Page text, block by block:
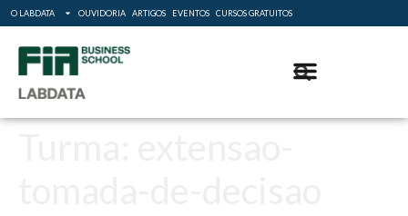
O LABDATA OUVIDORIA ARTIGOS EVENTOS CURSOS GRATUITOS